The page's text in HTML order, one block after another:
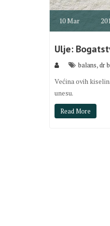
10Mar
Ulje:
balans,dr
Većina ovih
unesu.
Read More